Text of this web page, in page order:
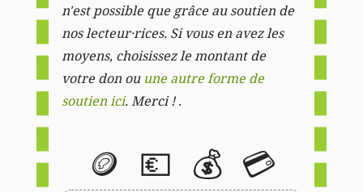
n'est possible que grâce au soutien de
nos lecteur·rices. Si vous en avez les
moyens, choisissez le montant de
votre don ou une autre forme de
soutien ici. Merci ! .
🪙 💶 💰 💳